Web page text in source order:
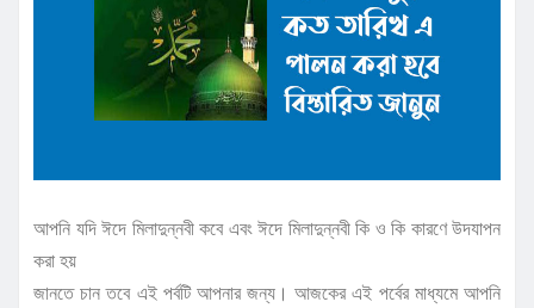
আপনি যদি ঈদে মিলাদুন্নবী কবে এবং ঈদে মিলাদুন্নবী কি ও কি কারণে উদযাপন
করা হয়
জানতে চান তবে এই পর্বটি আপনার জন্য। আজকের এই পর্বের মাধ্যমে আপনি